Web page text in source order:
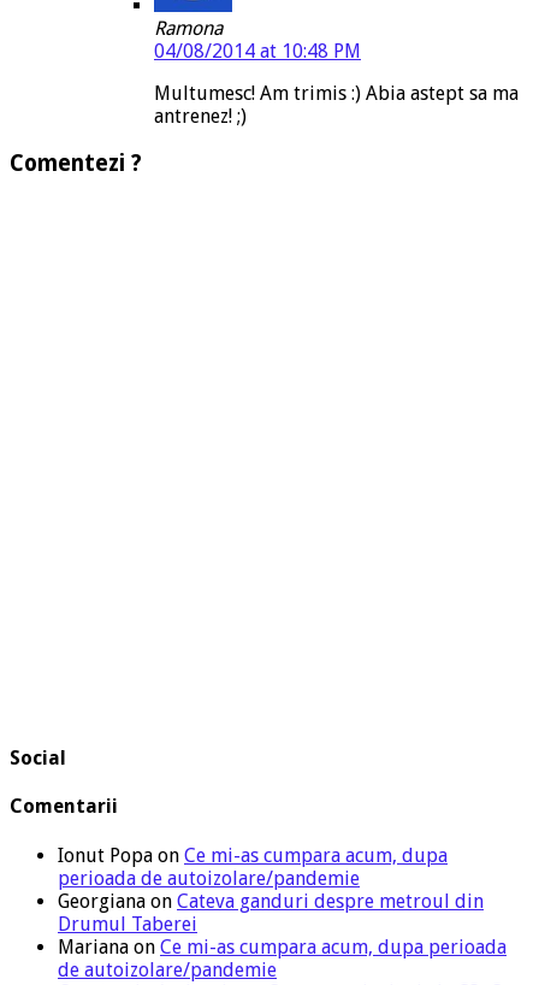
Ramona
04/08/2014 at 10:48 PM
Multumesc! Am trimis :) Abia astept sa ma
antrenez! ;)
Comentezi ?
Social
Comentarii
Ionut Popa on Ce mi-as cumpara acum, dupa
perioada de autoizolare/pandemie
Georgiana on Cateva ganduri despre metroul din
Drumul Taberei
Mariana on Ce mi-as cumpara acum, dupa perioada
de autoizolare/pandemie